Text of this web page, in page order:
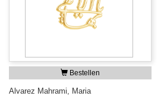
Bestellen
Alvarez Mahrami, Maria